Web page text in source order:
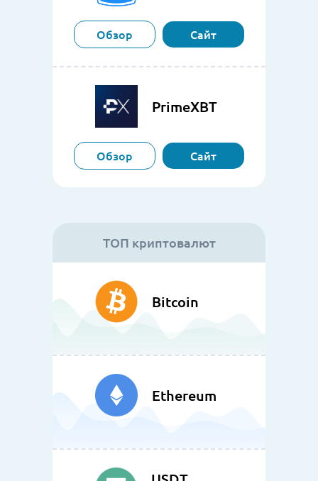
Обзор Сайт
PrimeXBT
Обзор Сайт
ТОП криптовалют
Bitcoin
Ethereum